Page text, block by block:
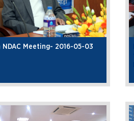
NDAC Meeting- 2016-05-03